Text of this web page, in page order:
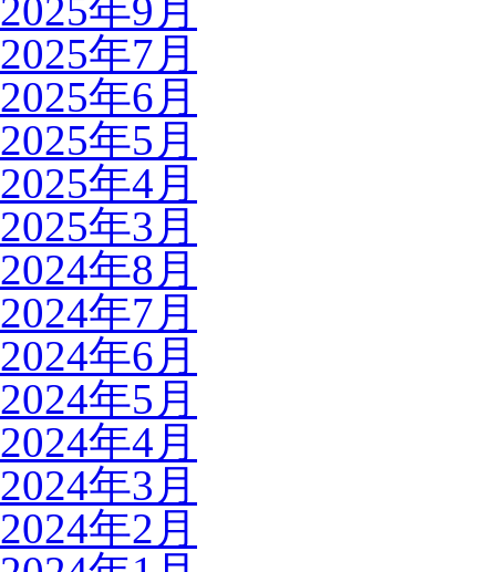
2025年9月
2025年7月
2025年6月
2025年5月
2025年4月
2025年3月
2024年8月
2024年7月
2024年6月
2024年5月
2024年4月
2024年3月
2024年2月